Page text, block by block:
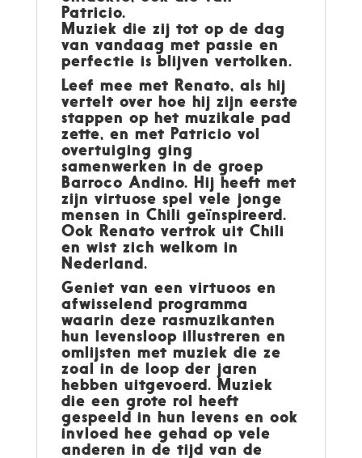
Patricio.
Muziek die zij tot op de dag
van vandaag met passie en
perfectie is blijven vertolken.
Leef mee met Renato, als hij
vertelt over hoe hij zijn eerste
stappen op het muzikale pad
zette, en met Patricio vol
overtuiging ging
samenwerken in de groep
Barroco Andino. Hij heeft met
zijn virtuose spel vele jonge
mensen in Chili geïnspireerd.
Ook Renato vertrok uit Chili
en wist zich welkom in
Nederland.
Geniet van een virtuoos en
afwisselend programma
waarin deze rasmuzikanten
hun levensloop illustreren en
omlijsten met muziek die ze
zoal in de loop der jaren
hebben uitgevoerd. Muziek
die een grote rol heeft
gespeeld in hun levens en ook
invloed hee gehad op vele
anderen in de tijd van de